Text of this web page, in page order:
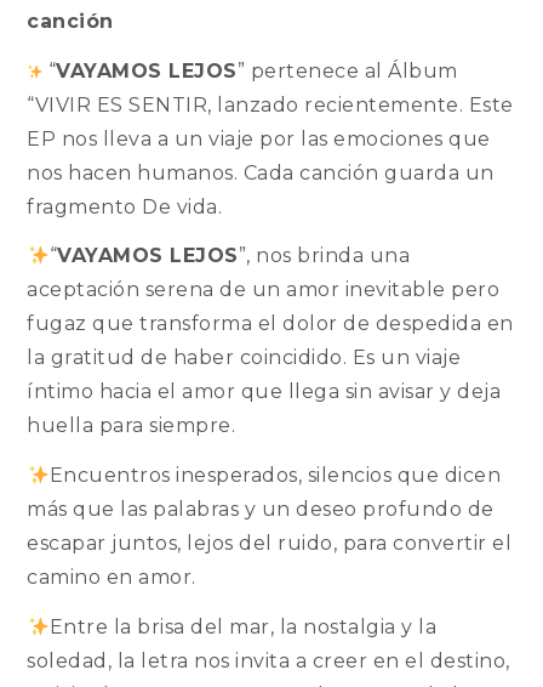
canción
“VAYAMOS LEJOS” pertenece al Álbum
“VIVIR ES SENTIR, lanzado recientemente. Este
EP nos lleva a un viaje por las emociones que
nos hacen humanos. Cada canción guarda un
fragmento De vida.
“VAYAMOS LEJOS”, nos brinda una
aceptación serena de un amor inevitable pero
fugaz que transforma el dolor de despedida en
la gratitud de haber coincidido. Es un viaje
íntimo hacia el amor que llega sin avisar y deja
huella para siempre.
Encuentros inesperados, silencios que dicen
más que las palabras y un deseo profundo de
escapar juntos, lejos del ruido, para convertir el
camino en amor.
Entre la brisa del mar, la nostalgia y la
soledad, la letra nos invita a creer en el destino,